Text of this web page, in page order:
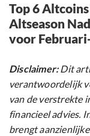
Top 6
Altseason
voor
Disclaimer:Dit
verantwoordelijk
van de verstrekte
financieel advies.
brengt